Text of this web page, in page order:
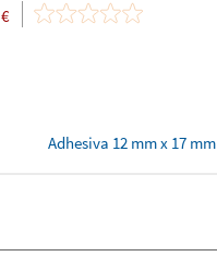
€
Adhesiva 12 mm x 17 mm